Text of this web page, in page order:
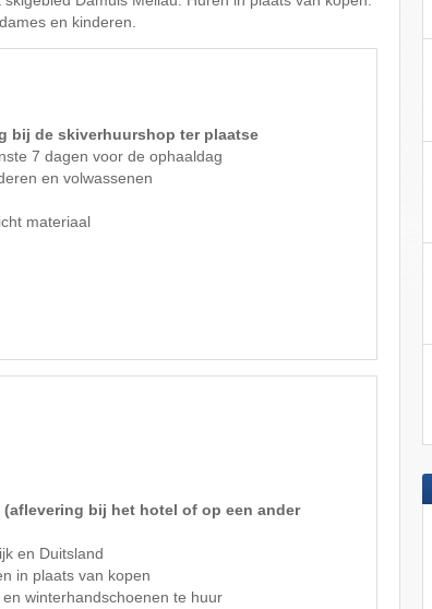
en kinderen.
bij de skiverhuurshop ter plaatse
7 dagen voor de ophaaldag
en volwassenen
materiaal
(aflevering bij het hotel of op een ander
en Duitsland
in plaats van kopen
winterhandschoenen te huur